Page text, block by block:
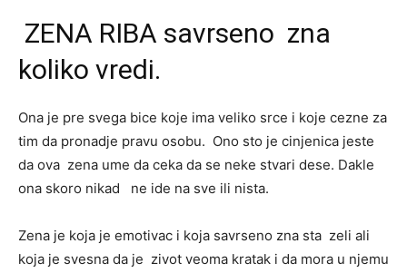
ZENA RIBA savrseno zna
koliko vredi.
Ona je pre svega bice koje ima veliko srce i koje cezne za
tim da pronadje pravu osobu. Ono sto je cinjenica jeste
da ova zena ume da ceka da se neke stvari dese. Dakle
ona skoro nikad ne ide na sve ili nista.
Zena je koja je emotivac i koja savrseno zna sta zeli ali
koja je svesna da je zivot veoma kratak i da mora u njemu